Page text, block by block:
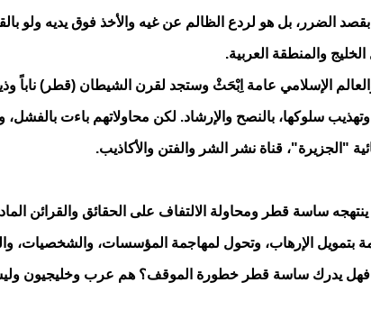
الضرر، بل هو لردع الظالم عن غيه والأخذ فوق يديه ولو
والمنطقة العربية.
الإسلامي عامة اِبْحَثْ وستجد لقرن الشيطان (قطر) ناباً
سلوكها، بالنصح والإرشاد. لكن محاولاتهم باءت
"الجزيرة"، قناة نشر الشر والفتن والأكاذيب.
ساسة قطر ومحاولة الالتفاف على الحقائق والقرائن
بتمويل الإرهاب، وتحول لمهاجمة المؤسسات، والشخصيات،
فهل يدرك ساسة قطر خطورة الموقف؟ هم عرب وخليجيون